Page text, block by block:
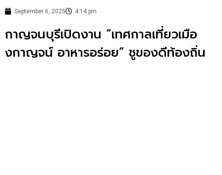
September 6, 2025 4:14 pm
กาญจนบุรีเปิดงาน “เทศกาลเที่ยวเมือ
งกาญจน์ อาหารอร่อย” ชูของดีท้องถิ่น